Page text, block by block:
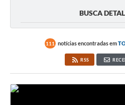
BUSCA
111 notícias encontradas em
RSS